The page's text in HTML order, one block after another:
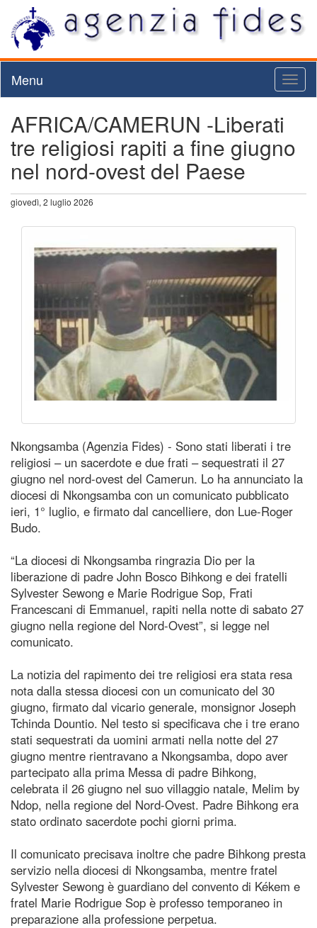
Menu
AFRICA/CAMERUN -Liberati
tre religiosi rapiti a fine giugno
nel nord-ovest del Paese
giovedì, 2 luglio 2026
Nkongsamba (Agenzia Fides) - Sono stati liberati i tre
religiosi – un sacerdote e due frati – sequestrati il 27
giugno nel nord-ovest del Camerun. Lo ha annunciato la
diocesi di Nkongsamba con un comunicato pubblicato
ieri, 1° luglio, e firmato dal cancelliere, don Lue-Roger
Budo.
“La diocesi di Nkongsamba ringrazia Dio per la
liberazione di padre John Bosco Bihkong e dei fratelli
Sylvester Sewong e Marie Rodrigue Sop, Frati
Francescani di Emmanuel, rapiti nella notte di sabato 27
giugno nella regione del Nord-Ovest”, si legge nel
comunicato.
La notizia del rapimento dei tre religiosi era stata resa
nota dalla stessa diocesi con un comunicato del 30
giugno, firmato dal vicario generale, monsignor Joseph
Tchinda Dountio. Nel testo si specificava che i tre erano
stati sequestrati da uomini armati nella notte del 27
giugno mentre rientravano a Nkongsamba, dopo aver
partecipato alla prima Messa di padre Bihkong,
celebrata il 26 giugno nel suo villaggio natale, Melim by
Ndop, nella regione del Nord-Ovest. Padre Bihkong era
stato ordinato sacerdote pochi giorni prima.
Il comunicato precisava inoltre che padre Bihkong presta
servizio nella diocesi di Nkongsamba, mentre fratel
Sylvester Sewong è guardiano del convento di Kékem e
fratel Marie Rodrigue Sop è professo temporaneo in
preparazione alla professione perpetua.